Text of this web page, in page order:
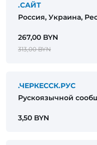
.САЙТ
Россия, Украина,
267,00 BYN
313,00 BYN
.ЧЕРКЕССК.РУС
Рускоязычной
3,50 BYN